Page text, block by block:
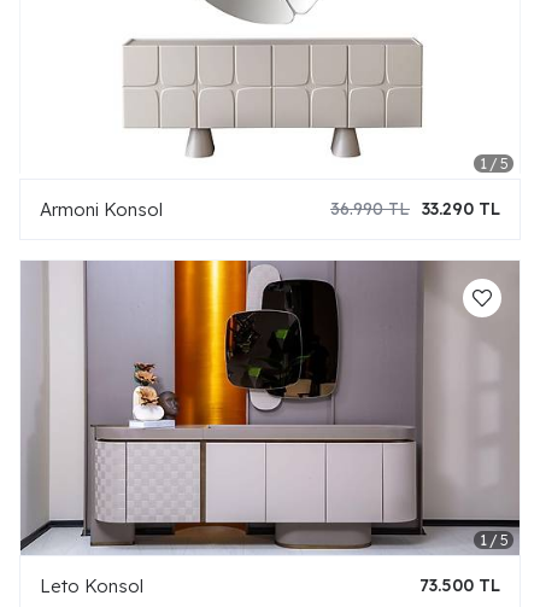
Armoni Konsol 33.290 TL
36.990 TL
Leto Konsol 73.500 TL